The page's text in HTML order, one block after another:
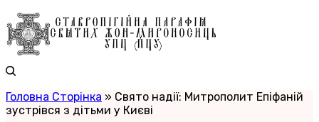
Головна Сторінка » Свято надії: Митрополит Епіфаній
зустрівся з дітьми у Києві